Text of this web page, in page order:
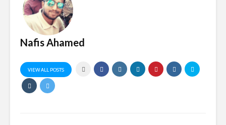
Nafis Ahamed
VIEW ALL POSTS